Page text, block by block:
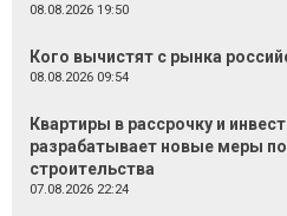
08.08.2026 19:50
Кого вычистят с рынка
08.08.2026 09:54
Квартиры в рассрочку и
разрабатывает новые меры
строительства
07.08.2026 22:24